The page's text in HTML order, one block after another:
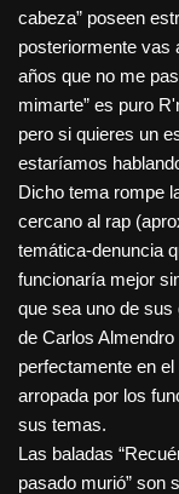
cabeza” poseen
posteriormente vas
años que no me
mimarte” es puro
pero si quieres un
estaríamos
Dicho tema rompe
cercano al rap
temática-denuncia
funcionaría mejor
que sea uno de
de Carlos
perfectamente en
arropada por los
sus temas.
Las baladas
pasado murió” son